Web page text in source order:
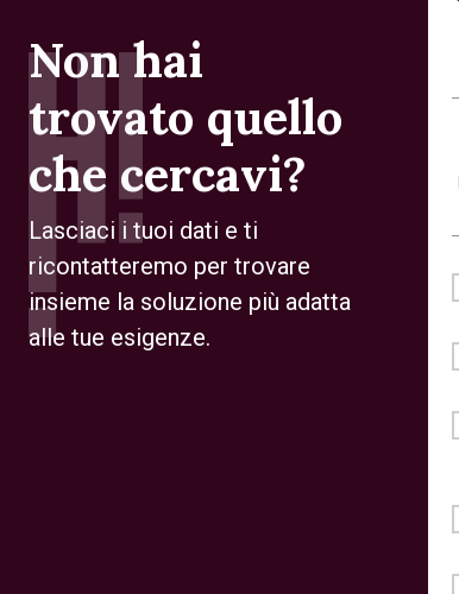
Non hai
trovato quello
che cercavi?
Lasciaci i tuoi dati e ti
ricontatteremo per trovare
insieme la soluzione più adatta
alle tue esigenze.